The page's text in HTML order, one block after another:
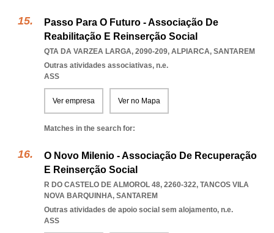
Passo Para O Futuro - Associação De
Reabilitação E Reinserção Social
QTA DA VARZEA LARGA, 2090-209, ALPIARCA, SANTAREM
Outras atividades associativas, n.e.
ASS
Ver empresa Ver no Mapa
Matches in the search for:
O Novo Milenio - Associação De Recuperação
E Reinserção Social
R DO CASTELO DE ALMOROL 48, 2260-322, TANCOS VILA
NOVA BARQUINHA, SANTAREM
Outras atividades de apoio social sem alojamento, n.e.
ASS